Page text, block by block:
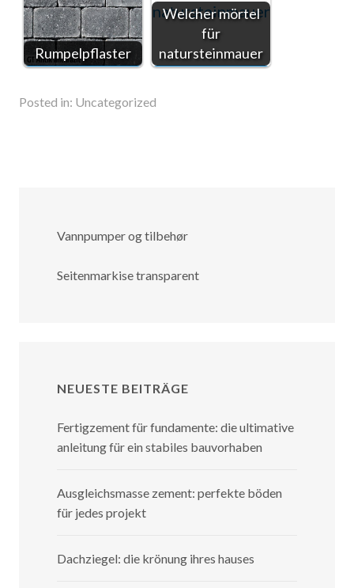
Rumpelpflaster
Welcher mörtel
für
natursteinmauer
Posted in: Uncategorized
Vannpumper og tilbehør
Seitenmarkise transparent
NEUESTE BEITRÄGE
Fertigzement für fundamente: die ultimative
anleitung für ein stabiles bauvorhaben
Ausgleichsmasse zement: perfekte böden
für jedes projekt
Dachziegel: die krönung ihres hauses